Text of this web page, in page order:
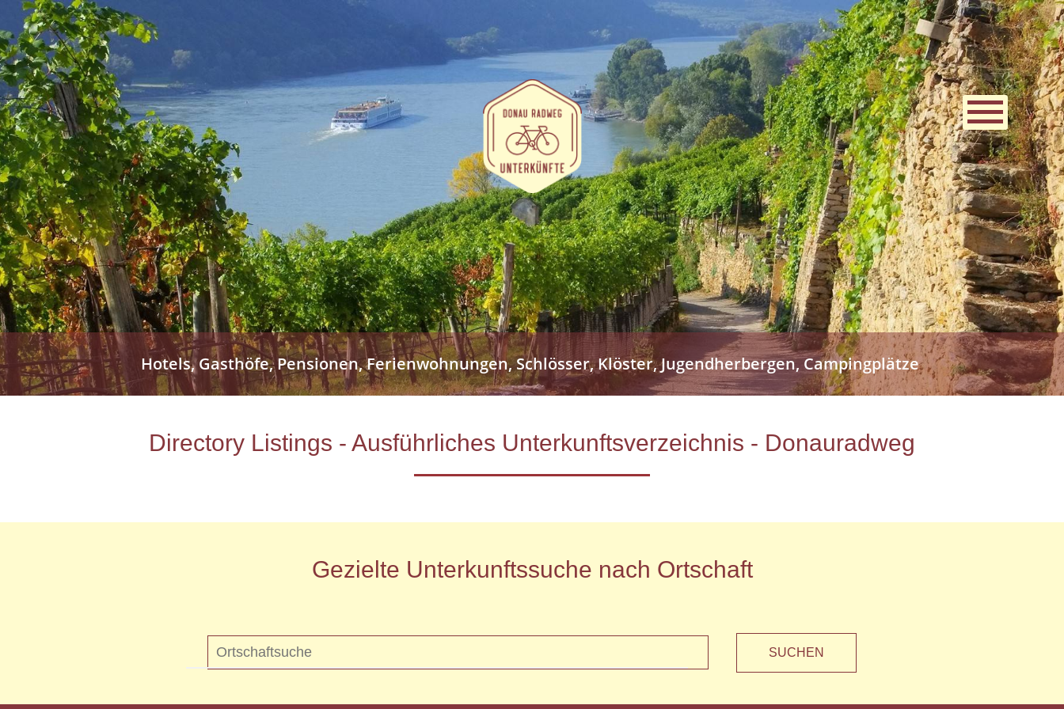
Hotels, Gasthöfe, Pensionen, Ferienwohnungen, Schlösser, Klöster, Jugendherbergen, Campingplätze
Directory Listings - Ausführliches Unterkunftsverzeichnis - Donauradweg
Gezielte Unterkunftssuche nach Ortschaft